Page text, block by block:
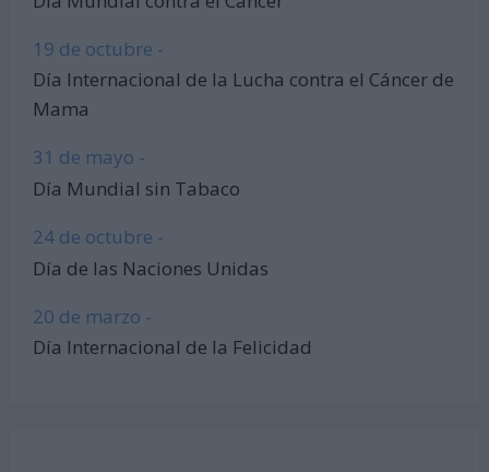
19 de octubre -
Día Internacional de la Lucha contra el Cáncer de
Mama
31 de mayo -
Día Mundial sin Tabaco
24 de octubre -
Día de las Naciones Unidas
20 de marzo -
Día Internacional de la Felicidad